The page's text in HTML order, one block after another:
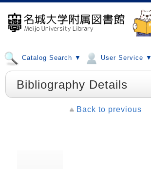
Catalog Search ▼ User Service ▼
Bibliography Details
Back to previous